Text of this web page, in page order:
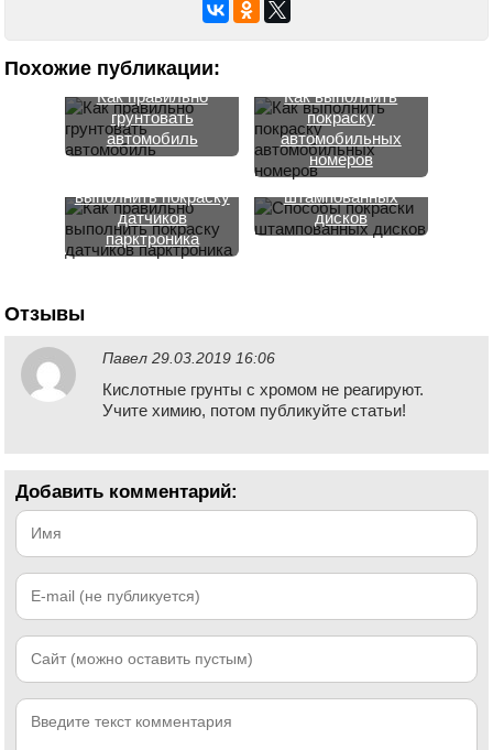
Похожие публикации:
Как правильно
грунтовать
автомобиль
Как выполнить
покраску
автомобильных
номеров
выполнить покраску
датчиков
парктроника
Способы покраски
штампованных
дисков
Отзывы
Павел 29.03.2019 16:06
Кислотные грунты с хромом не реагируют.
Учите химию, потом публикуйте статьи!
Добавить комментарий: